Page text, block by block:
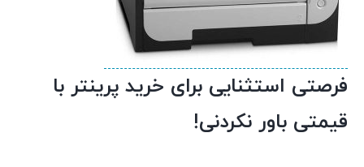
فرصتی استثنایی برای خرید پرینتر با
قیمتی باور نکردنی!